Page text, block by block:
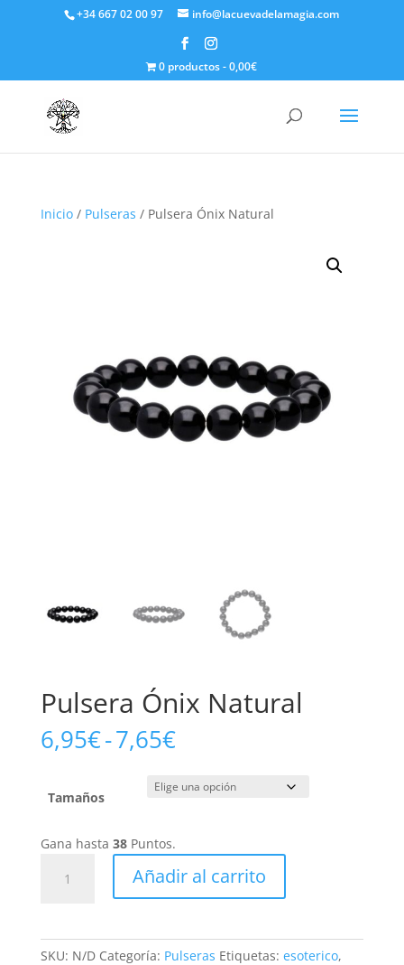
+34 667 02 00 97 info@lacuevadelamagia.com
0 productos 0,00€
Inicio/ Pulseras / Pulsera Ónix Natural
Pulsera Ónix Natural
6,95€-7,65€Rango
de
precios:
desde
hasta
7,65€
Tamaños
Gana hasta 38Puntos.
Añadir al carrito
SKU: N/D Categoría: Pulseras Etiquetas: esoterico,